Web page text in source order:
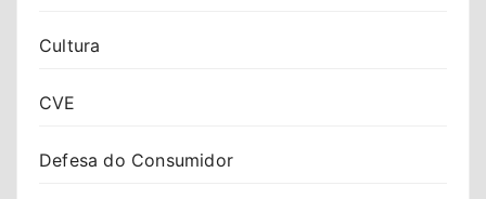
Cultura
CVE
Defesa do Consumidor